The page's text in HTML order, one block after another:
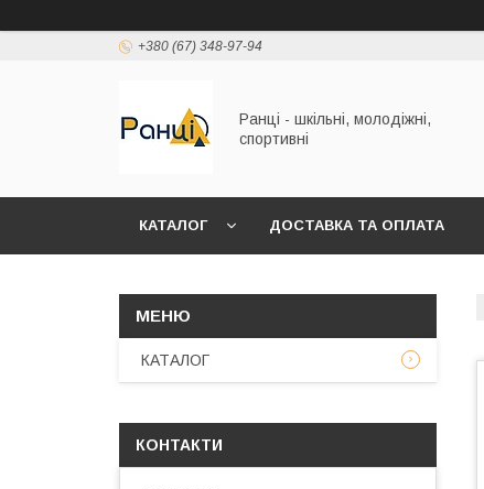
+380 (67) 348-97-94
Ранці - шкільні, молодіжні,
спортивні
КАТАЛОГ ДОСТАВКА ТА ОПЛАТА
КАТАЛОГ
КОНТАКТИ